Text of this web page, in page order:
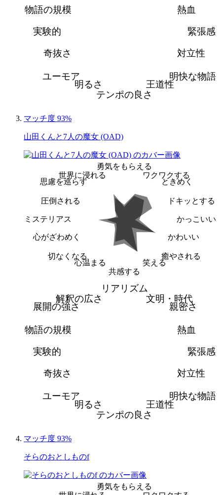
熱血
緊張感
対立性
明快な物語
王道性
テンポの良さ
明るさ
ユーモア
奇抜さ
実験的
物語の規模
マッチ度 93%
山田くんと7人の魔女 (OAD)
勇気をもらえる
ワクワクする
ときめく
ドキッとする
かっこいい
かわいい
癒やされる
笑える
共感する
心温まる
切なくなる
心がざわめく
ミステリアス
圧倒される
思慮を巡らす
世界に浸れる
リアリズム
文明・時代
親密さ
熱血
緊張感
対立性
明快な物語
王道性
テンポの良さ
明るさ
ユーモア
奇抜さ
実験的
物語の規模
展開の強さ
解釈の広さ
マッチ度 93%
そらのおとしものf
勇気をもらえる